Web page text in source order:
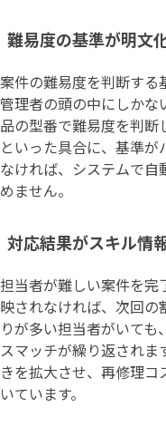
難易度の基準が明文
案件の難易度を判断する
管理者の頭の中にしかな
品の型番で難易度を判断
といった具合に、基準
なければ、システムで
めません。
対応結果がスキル情
担当者が難しい案件を完
映されなければ、次回
りが多い担当者がいて
スマッチが繰り返されま
きを拡大させ、再修理
いています。